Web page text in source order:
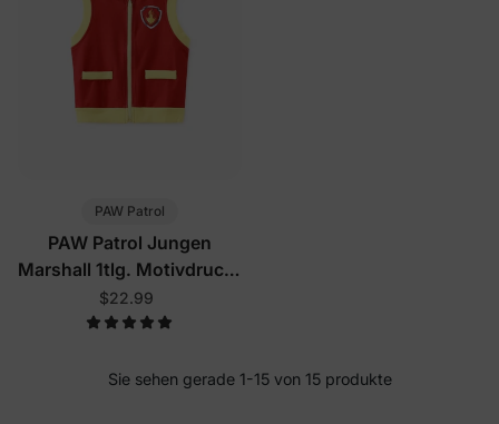
PAW Patrol
PAW Patrol Jungen
Marshall 1tlg. Motivdruck-
Weste Rot
$22.99
Sie sehen gerade 1-15 von 15 produkte